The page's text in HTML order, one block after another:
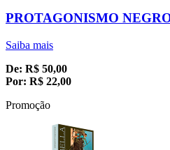
PROTAGONISMO
Saiba mais
De: R$ 50,00
Por: R$ 22,00
Promoção